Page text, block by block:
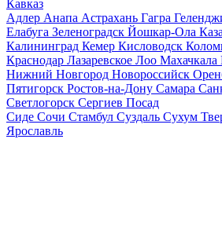
Кавказ
Адлер Анапа Астрахань Гагра
Елабуга Зеленоградск Йошкар-Ола
Калининград Кемер Кисловодск
Краснодар Лазаревское Лоо Махачкала
Нижний Новгород Новороссийск
Пятигорск Ростов-на-Дону Самара
Светлогорск Сергиев Посад
Сиде Сочи Стамбул Суздаль Сухум
Ярославль